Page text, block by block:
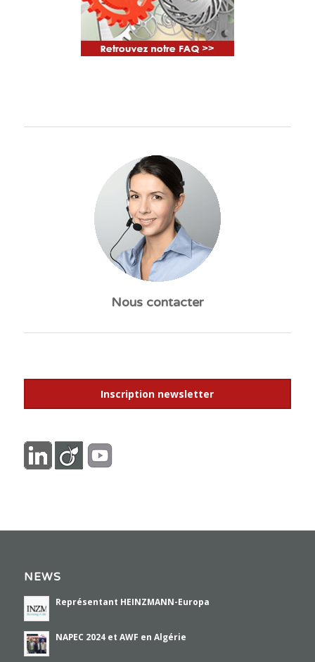
Nous contacter
Inscription newsletter
NEWS
Représentant HEINZMANN-Europa
NAPEC 2024 et AWF en Algérie